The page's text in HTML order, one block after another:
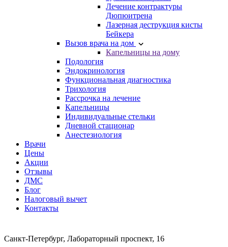
Лечение контрактуры
Дюпюитрена
Лазерная деструкция кисты
Бейкера
Вызов врача на дом
Капельницы на дому
Подология
Эндокринология
Функциональная диагностика
Трихология
Рассрочка на лечение
Капельницы
Индивидуальные стельки
Дневной стационар
Анестезиология
Врачи
Цены
Акции
Отзывы
ДМС
Блог
Налоговый вычет
Контакты
Санкт-Петербург, Лабораторный проспект, 16